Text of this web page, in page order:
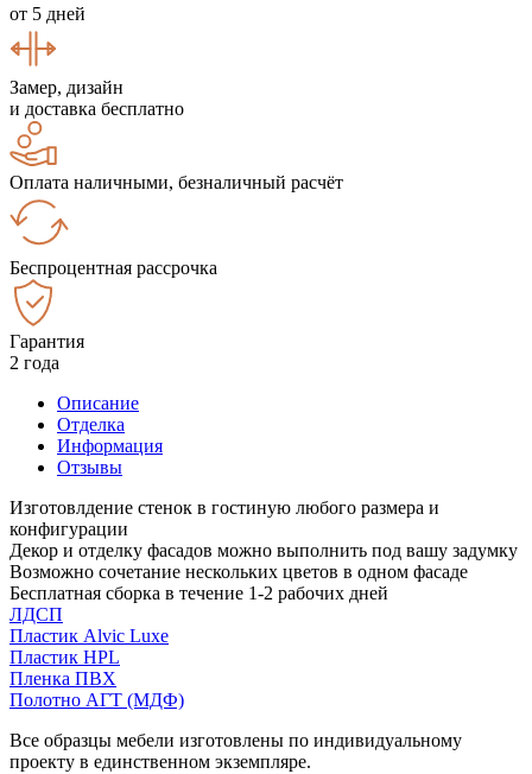
от 5 дней
Замер, дизайн
и доставка бесплатно
Оплата наличными, безналичный расчёт
Беспроцентная рассрочка
Гарантия
2 года
Описание
Отделка
Информация
Отзывы
Изготовлдение стенок в гостиную любого размера и
конфигурации
Декор и отделку фасадов можно выполнить под вашу задумку
Возможно сочетание нескольких цветов в одном фасаде
Бесплатная сборка в течение 1-2 рабочих дней
ЛДСП
Пластик Alvic Luxe
Пластик HPL
Пленка ПВХ
Полотно АГТ (МДФ)
Все образцы мебели изготовлены по индивидуальному
проекту в единственном экземпляре.